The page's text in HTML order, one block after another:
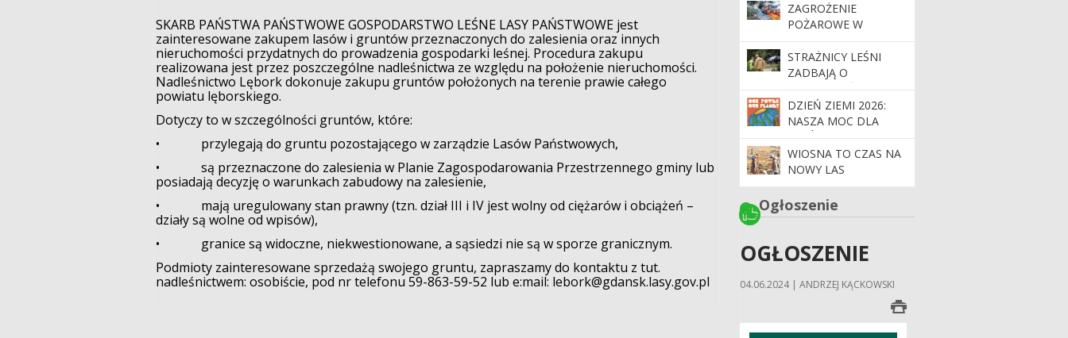
SKARB PAŃSTWA PAŃSTWOWE GOSPODARSTWO LEŚNE LASY PAŃSTWOWE jest
zainteresowane zakupem lasów i gruntów przeznaczonych do zalesienia oraz innych
nieruchomości przydatnych do prowadzenia gospodarki leśnej. Procedura zakupu
realizowana jest przez poszczególne nadleśnictwa ze względu na położenie nieruchomości.
Nadleśnictwo Lębork dokonuje zakupu gruntów położonych na terenie prawie całego
powiatu lęborskiego.
Dotyczy to w szczególności gruntów, które:
• przylegają do gruntu pozostającego w zarządzie Lasów Państwowych,
• są przeznaczone do zalesienia w Planie Zagospodarowania Przestrzennego gminy lub
posiadają decyzję o warunkach zabudowy na zalesienie,
• mają uregulowany stan prawny (tzn. dział III i IV jest wolny od ciężarów i obciążeń –
działy są wolne od wpisów),
• granice są widoczne, niekwestionowane, a sąsiedzi nie są w sporze granicznym.
Podmioty zainteresowane sprzedażą swojego gruntu, zapraszamy do kontaktu z tut.
nadleśnictwem: osobiście, pod nr telefonu 59-863-59-52 lub e:mail: lebork@gdansk.lasy.gov.pl
ZAGROŻENIE
POŻAROWE W
LASACH. APEL O
OSTROŻNOŚĆ
STRAŻNICY LEŚNI
ZADBAJĄ O
BEZPIECZEŃSTWO
PODCZAS MAJÓWKI
DZIEŃ ZIEMI 2026:
NASZA MOC DLA
LASÓW I PLANETY
WIOSNA TO CZAS NA
NOWY LAS
Ogłoszenie
OGŁOSZENIE
04.06.2024 | ANDRZEJ KĄCKOWSKI